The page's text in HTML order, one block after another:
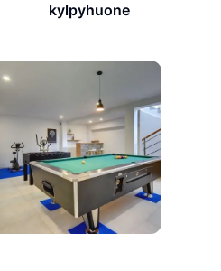
kylpyhuone